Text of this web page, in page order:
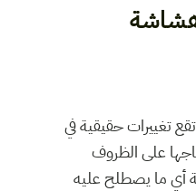
هشاشة
تغييرات حقيقية في
على الظروف
أي ما يصطلح عليه